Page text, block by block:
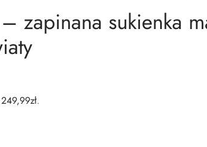
zapinana sukienka
249,99zł.